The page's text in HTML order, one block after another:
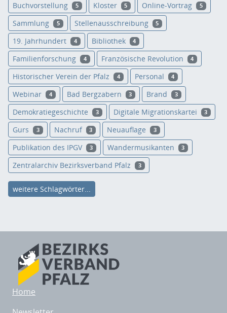
Buchvorstellung 5 Kloster 5 Online-Vortrag 5
Sammlung 5 Stellenausschreibung 5
19. Jahrhundert 4 Bibliothek 4
Familienforschung 4 Französische Revolution 4
Historischer Verein der Pfalz 4 Personal 4
Webinar 4 Bad Bergzabern 3 Brand 3
Demokratiegeschichte 3 Digitale Migrationskartei 3
Gurs 3 Nachruf 3 Neuauflage 3
Publikation des IPGV 3 Wandermusikanten 3
Zentralarchiv Bezirksverband Pfalz 3
weitere Schlagwörter...
Home